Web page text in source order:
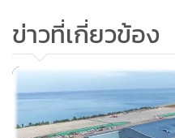
สำหรับจังหวัดที่มีผู้กระทำควา
พ.ร.ก.ฉุกเฉิน พ.ศ. 2548
อันดับ 1 จังหวัด กรุงเทพมหา
จ.ปทุมธานี จำนวน 303 คน
ข่าวที่เกี่ยวข้อง